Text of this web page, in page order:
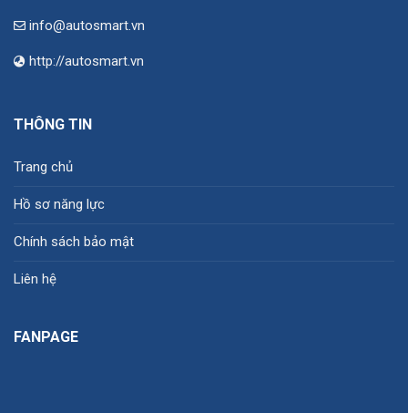
info@autosmart.vn
http://autosmart.vn
THÔNG TIN
Trang chủ
Hồ sơ năng lực
Chính sách bảo mật
Liên hệ
FANPAGE